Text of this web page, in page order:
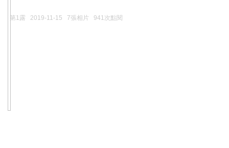
第1露 2019-11-15 7張相片 941次點閱